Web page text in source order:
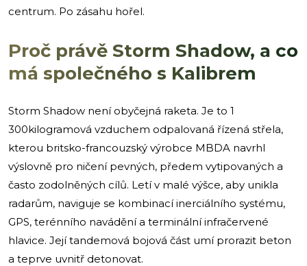
centrum. Po zásahu hořel.
Proč právě Storm Shadow, a co
má společného s Kalibrem
Storm Shadow není obyčejná raketa. Je to 1
300kilogramová vzduchem odpalovaná řízená střela,
kterou britsko-francouzský výrobce MBDA navrhl
výslovně pro ničení pevných, předem vytipovaných a
často zodolněných cílů. Letí v malé výšce, aby unikla
radarům, naviguje se kombinací inerciálního systému,
GPS, terénního navádění a terminální infračervené
hlavice. Její tandemová bojová část umí prorazit beton
a teprve uvnitř detonovat.